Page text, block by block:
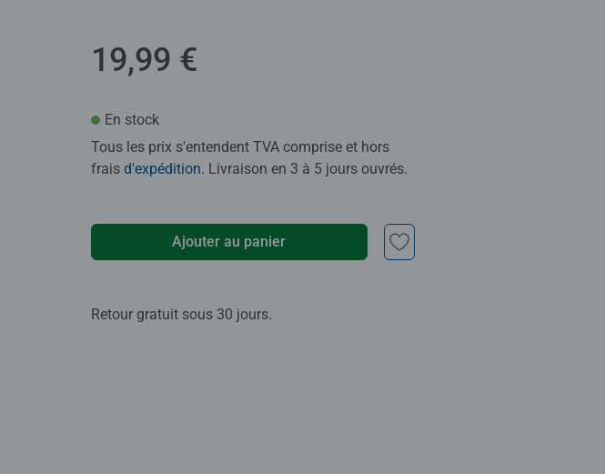
19,99 €
En stock
Tous les prix s'entendent TVA comprise et hors
frais d'expédition. Livraison en 3 à 5 jours ouvrés.
Ajouter au panier
Retour gratuit sous 30 jours.